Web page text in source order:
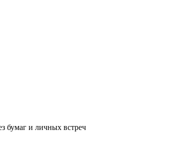
бумаг и личных встреч